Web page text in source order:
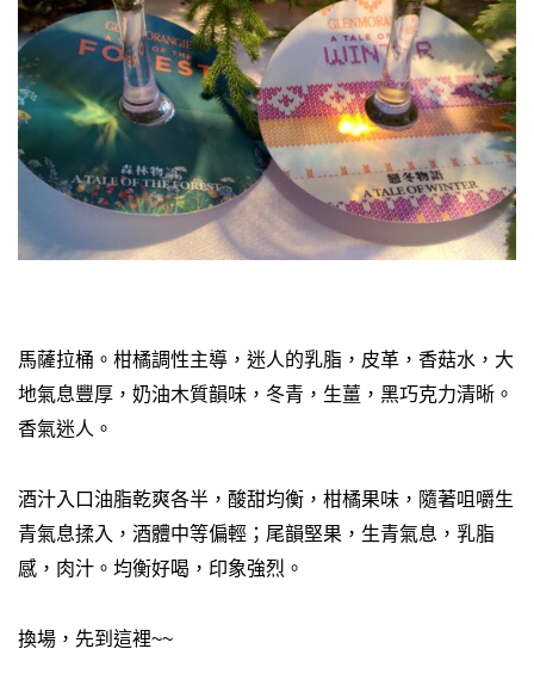
馬薩拉桶。柑橘調性主導，迷人的乳脂，皮革，香菇水，大
地氣息豐厚，奶油木質韻味，冬青，生薑，黑巧克力清晰。
香氣迷人。
酒汁入口油脂乾爽各半，酸甜均衡，柑橘果味，隨著咀嚼生
青氣息揉入，酒體中等偏輕；尾韻堅果，生青氣息，乳脂
感，肉汁。均衡好喝，印象強烈。
換場，先到這裡~~